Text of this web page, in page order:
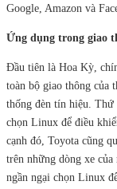
Google, Amazon và
Ứng dụng trong giao
Đầu tiên là Hoa Kỳ,
toàn bộ giao thông của
thống đèn tín hiệu. Thứ
chọn Linux để điều
cạnh đó, Toyota cũng
trên những dòng xe
ngần ngại chọn Linux